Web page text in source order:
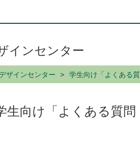
インセンター
ザインセンター 学生向け「よくある質
生向け「よくある質問